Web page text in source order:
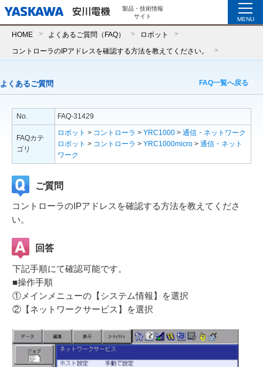
製品・技術情報
サイト
MENU
HOME よくあるご質問（FAQ） ロボット
コントローラのIPアドレスを確認する方法を教えてください。
よくあるご質問 FAQ一覧へ戻る
No. FAQ-31429
FAQカテ
ゴリ
ロボット > コントローラ > YRC1000 > 通信・ネットワーク
ロボット > コントローラ > YRC1000micro > 通信・ネット
ワーク
ご質問
コントローラのIPアドレスを確認する方法を教えてくださ
い。
回答
下記手順にて確認可能です。
■操作手順
①メインメニューの【システム情報】を選択
②【ネットワークサービス】を選択